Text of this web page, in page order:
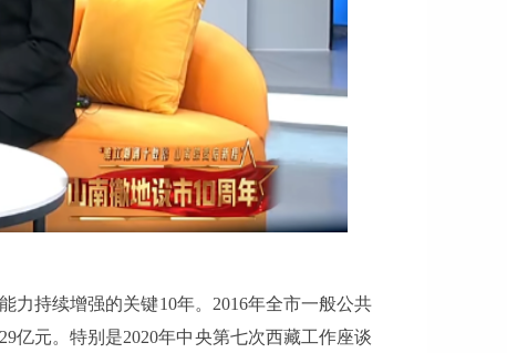
力持续增强的关键10年。2016年全市一般公共
亿元。特别是2020年中央第七次西藏工作座谈